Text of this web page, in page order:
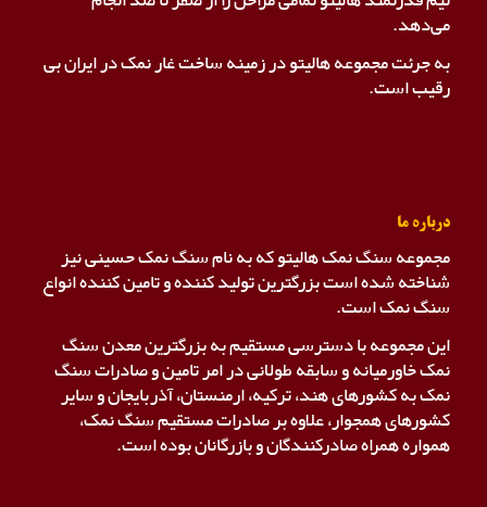
می‌دهد.
به جرئت مجموعه هالیتو در زمینه ساخت غار نمک در ایران بی
رقیب است.
درباره ما
مجموعه سنگ نمک هالیتو که به نام سنگ نمک حسینی نیز
شناخته شده است بزرگترین تولید کننده و تامین کننده انواع
سنگ نمک است.
این مجموعه با دسترسی مستقیم به بزرگترین معدن سنگ
نمک خاورمیانه و سابقه طولانی در امر تامین و صادرات سنگ
نمک به کشورهای هند، ترکیه، ارمنستان، آذربایجان و سایر
کشورهای همجوار، علاوه بر صادرات مستقیم سنگ نمک،
همواره همراه صادرکنندگان و بازرگانان بوده است.